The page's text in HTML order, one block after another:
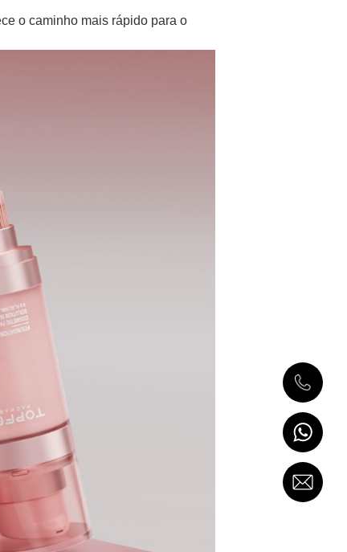
o caminho mais rápido para o